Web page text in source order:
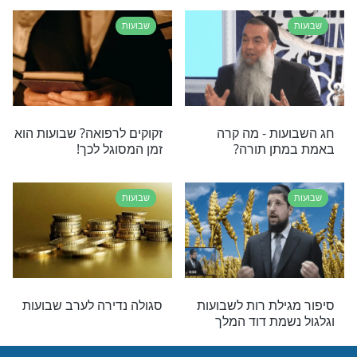
והחליטה למות על
ייאוש
גר הצדק: "מי
עם ישראל הוא
שמקלל אותו - הוא
שבועות
סגולה ליום ז’ בסיון: סעודת
עניים לזכות הושע בן בארי